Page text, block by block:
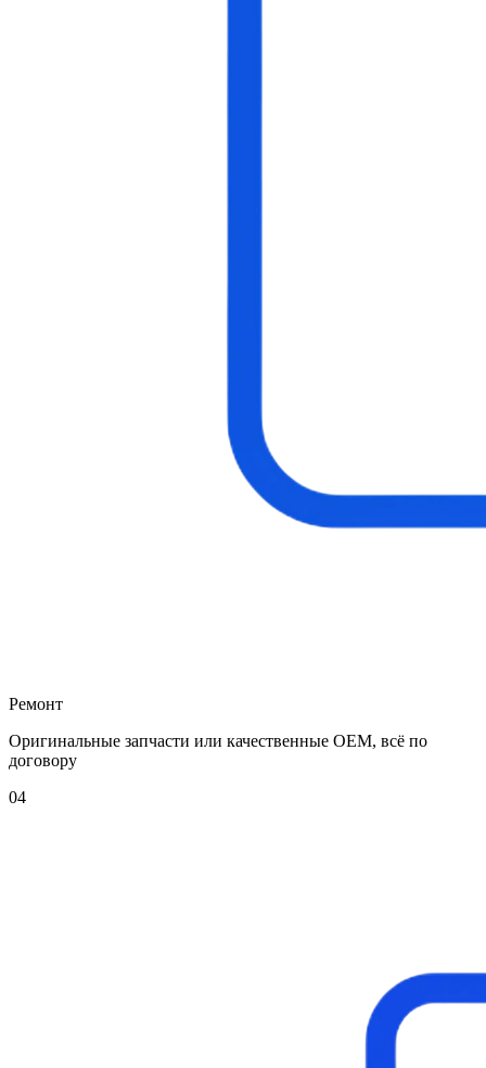
Ремонт
Оригинальные запчасти или качественные OEM, всё по
договору
04